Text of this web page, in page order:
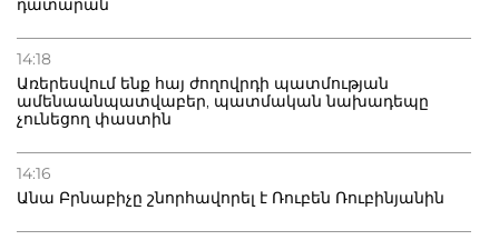
դատարան
14:18
Առերեսվում ենք հայ ժողովրդի պատմության
ամենաանպատվաբեր, պատմական նախադեպը
չունեցող փաստին
14:16
Անա Բրնաբիչը շնորհավորել է Ռուբեն Ռուբինյանին